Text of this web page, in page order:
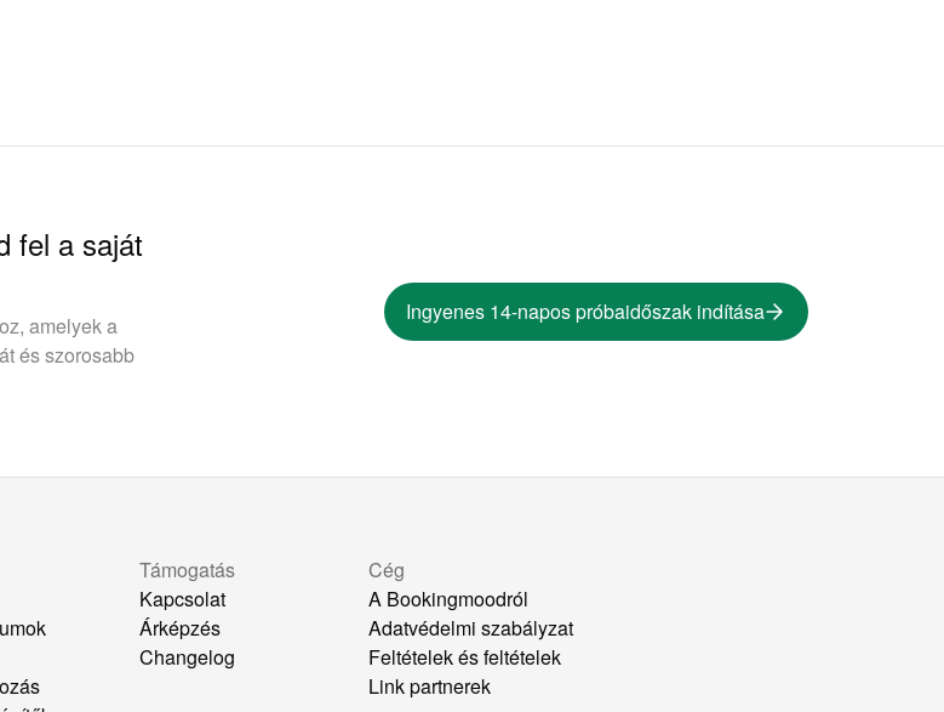
fel a saját
amelyek a
és szorosabb
Ingyenes 14-napos próbaidőszak indítása
Támogatás
Kapcsolat
Árképzés
Changelog
Cég
A Bookingmoodról
Adatvédelmi szabályzat
Feltételek és feltételek
Link partnerek